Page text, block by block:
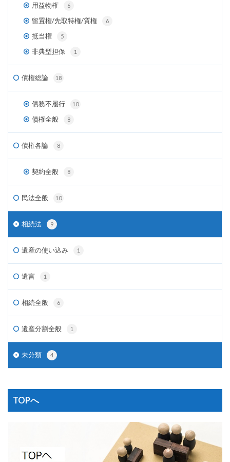
用益物権 6
留置権/先取特権/質権 6
抵当権 5
非典型担保 1
債権総論 18
債務不履行 10
債権全般 8
債権各論 8
契約全般 8
民法全般 10
相続法 9
遺産の使い込み 1
遺言 1
相続全般 6
遺産分割全般 1
未分類 4
TOPへ